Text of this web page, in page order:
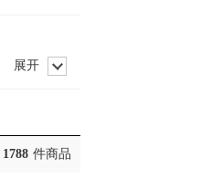
展开
1788 件商品